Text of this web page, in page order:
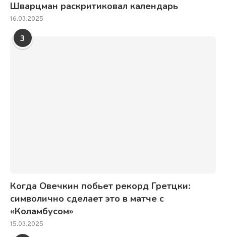
Шварцман раскритиковал календарь
16.03.2025
3
Когда Овечкин побьет рекорд Гретцки:
символично сделает это в матче с
«Коламбусом»
15.03.2025